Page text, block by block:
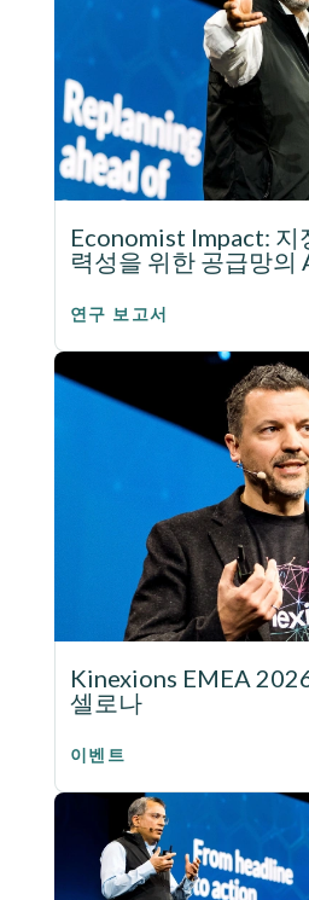
Economist Impact: 지
력성을 위한 공급망의
연구 보고서
Kinexions EMEA
셀로나
이벤트